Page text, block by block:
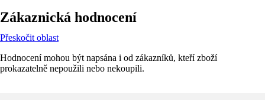
Zákaznická hodnocení
Přeskočit oblast
Hodnocení mohou být napsána i od zákazníků, kteří zboží
prokazatelně nepoužili nebo nekoupili.